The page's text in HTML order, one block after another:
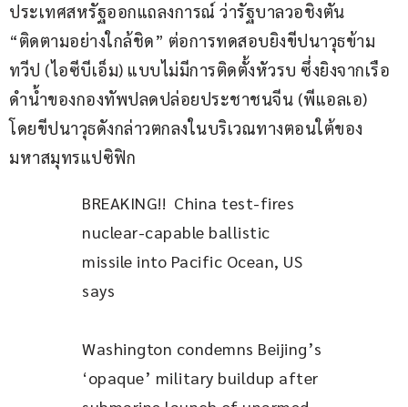
ประเทศสหรัฐออกแถลงการณ์ ว่ารัฐบาลวอชิงตัน
“ติดตามอย่างใกล้ชิด” ต่อการทดสอบยิงขีปนาวุธข้าม
ทวีป (ไอซีบีเอ็ม) แบบไม่มีการติดตั้งหัวรบ ซึ่งยิงจากเรือ
ดำน้ำของกองทัพปลดปล่อยประชาชนจีน (พีแอลเอ)
โดยขีปนาวุธดังกล่าวตกลงในบริเวณทางตอนใต้ของ
มหาสมุทรแปซิฟิก
BREAKING!!  China test-fires
nuclear-capable ballistic
missile into Pacific Ocean, US
says
Washington condemns Beijing’s
‘opaque’ military buildup after